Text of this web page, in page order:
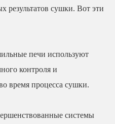
результатов сушки. Вот эти
печи используют
контроля и
время процесса сушки.
системы